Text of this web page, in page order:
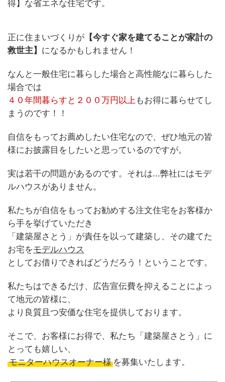
得】な省エネな住宅です。
正に住まいづくりが 【今すぐ家を建てることが家計の
救世主】 になるかもしれません！
なんと一般住宅に暮らした場合と高性能なに暮らした
場合では
４０年間暮らすと２００万円以上 もお得に暮らせてし
まうのです！！
自信をもってお薦めしたい住宅なので、ぜひ地元の皆
様にお披露目をしたいと思っているのですが。
実は若干の問題があるのです。それは...弊社にはモデ
ルハウスがありません。
私たちが自信をもってお勧めする注文住宅をお客様か
ら手を挙げていただき
「建築屋さとう」が責任を以って建築し、その建てた
お宅をモデルハウス
としてお借りできればどうだろう！ということです。
私たちはできるだけ、広告宣伝費を抑えることによっ
て地元の皆様に、
より良質且つ安価な住宅を提供しております。
そこで、お客様にお得で、私たち「建築屋さとう」に
とっても嬉しい、
モニターハウスオーナー様 を募集いたします。